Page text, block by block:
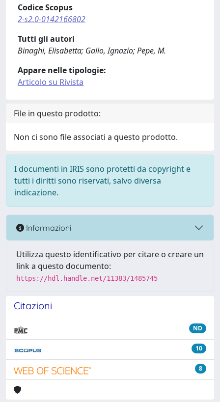
Codice Scopus
2-s2.0-0142166802
Tutti gli autori
Binaghi, Elisabetta; Gallo, Ignazio; Pepe, M.
Appare nelle tipologie:
Articolo su Rivista
File in questo prodotto:
Non ci sono file associati a questo prodotto.
I documenti in IRIS sono protetti da copyright e
tutti i diritti sono riservati, salvo diversa
indicazione.
Informazioni
Utilizza questo identificativo per citare o creare un
link a questo documento:
https://hdl.handle.net/11383/1485745
Citazioni
ND
10
8